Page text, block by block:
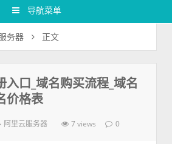
导航菜单
务器 正文
入口_域名购买流程_域名
价格表
阿里云服务器 7 views 0